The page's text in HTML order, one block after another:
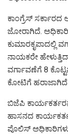
ಕಾಂಗ್ರೆಸ್ ಸರ್ಕಾರದ
ಜೋರಾಗಿದೆ.
ಕುಮಾರಕೃಪಾದಲ್ಲಿ
ನಾಯಕರೇ
ವರ್ಗಾವಣೆಗೆ 8
ಕೋಟಿಗೆ
ಬಿಜೆಪಿ
ಹಾಸನದ
ಪೊಲಿಸ್